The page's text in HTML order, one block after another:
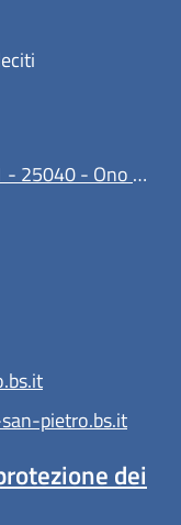
- Ono San Pietro
pietro.bs.it
dei